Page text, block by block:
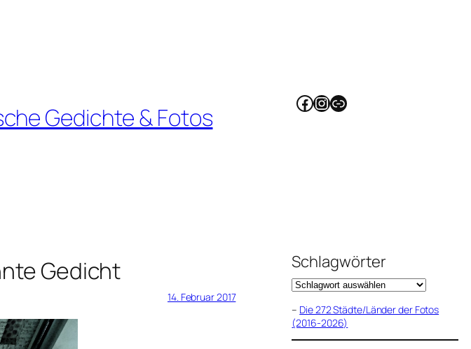
Gedichte & Fotos Facebook
Instagram
Link
Gedicht
14. Februar 2017
Schlagwörter
– Die 272 Städte/Länder der Fotos
(2016-2026)